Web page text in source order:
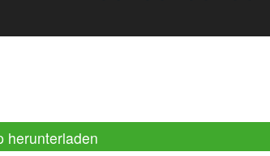
herunterladen